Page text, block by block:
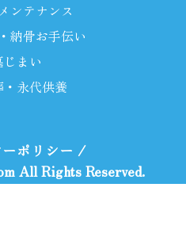
ンテナンス
納骨お手伝い
じまい
永代供養
ポリシー /
All Rights Reserved.